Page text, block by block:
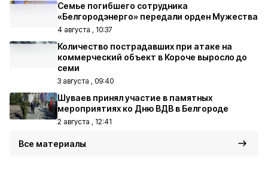
Семье погибшего сотрудника
«Белгородэнерго» передали орден Мужества
4 августа , 10:37
Количество пострадавших при атаке на
коммерческий объект в Короче выросло до
семи
3 августа , 09:40
Шуваев принял участие в памятных
мероприятиях ко Дню ВДВ в Белгороде
2 августа , 12:41
Все материалы